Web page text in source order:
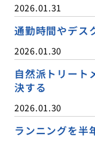
2026.01.31
通勤時間やデス
2026.01.30
自然派トリート
決する
2026.01.30
ランニングを半